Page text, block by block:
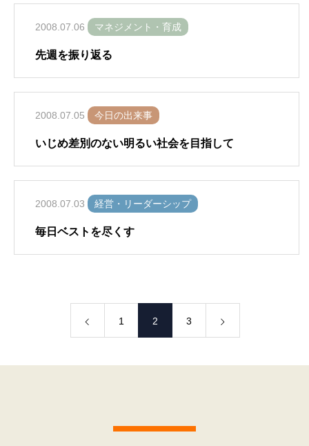
2008.07.06 マネジメント・育成
先週を振り返る
2008.07.05 今日の出来事
いじめ差別のない明るい社会を目指して
2008.07.03 経営・リーダーシップ
毎日ベストを尽くす
1 2 3